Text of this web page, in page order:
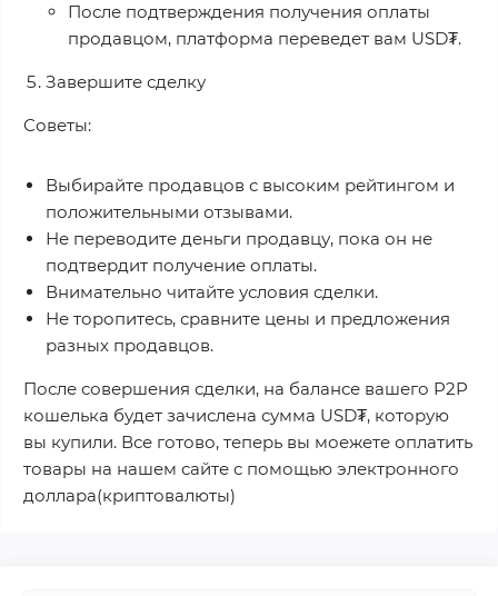
После подтверждения получения оплаты
продавцом, платформа переведет вам USD₮.
Завершите сделку
Советы:
Выбирайте продавцов с высоким рейтингом и
положительными отзывами.
Не переводите деньги продавцу, пока он не
подтвердит получение оплаты.
Внимательно читайте условия сделки.
Не торопитесь, сравните цены и предложения
разных продавцов.
После совершения сделки, на балансе вашего P2P
кошелька будет зачислена сумма USD₮, которую
вы купили. Все готово, теперь вы моежете оплатить
товары на нашем сайте с помощью электронного
доллара(криптовалюты)